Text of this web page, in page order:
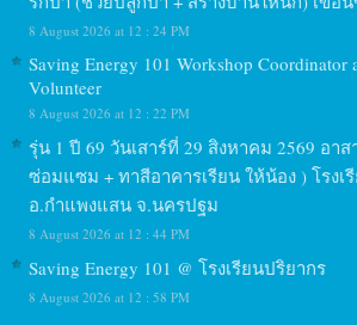
8 August 2026 at 12 : 24 PM
Saving Energy 101 Workshop Coordinator
Volunteer
8 August 2026 at 12 : 22 PM
รุ่น 1 ปี 69 วันเสาร์ที่ 29 สิงหาคม 2569 อา
ซ่อมแซม + ทาสีอาคารเรียน ให้น้อง ) โรงเ
อ.กำแพงแสน จ.นครปฐม
8 August 2026 at 12 : 44 PM
Saving Energy 101 @ โรงเรียนปริยากร
8 August 2026 at 12 : 58 PM